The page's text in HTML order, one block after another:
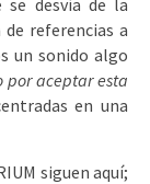
se desvía de la
referencias a
un sonido algo
por aceptar esta
en una
siguen aquí;